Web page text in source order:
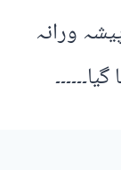
ورانہ